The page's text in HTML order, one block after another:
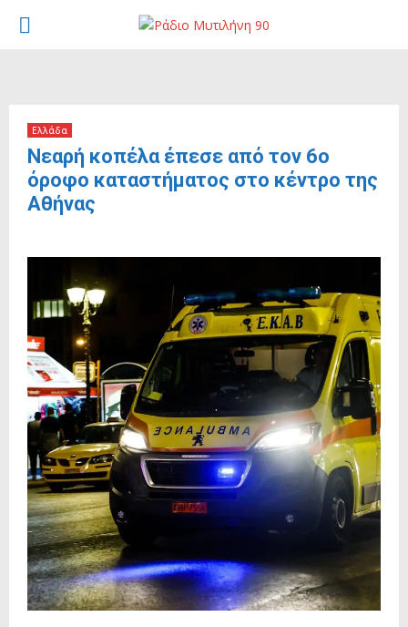
PRIMARY
Ελλάδα
Νεαρή κοπέλα έπεσε από τον 6ο
όροφο καταστήματος στο κέντρο της
Αθήνας